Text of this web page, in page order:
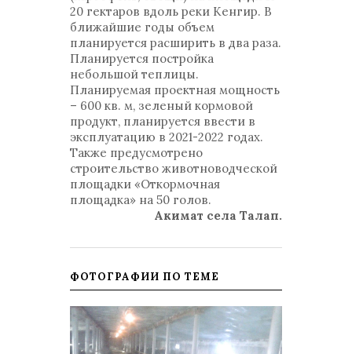
20 гектаров вдоль реки Кенгир. В
ближайшие годы объем
планируется расширить в два раза.
Планируется постройка
небольшой теплицы.
Планируемая проектная мощность
– 600 кв. м, зеленый кормовой
продукт, планируется ввести в
эксплуатацию в 2021-2022 годах.
Также предусмотрено
строительство животноводческой
площадки «Откормочная
площадка» на 50 голов.
Акимат села Талап.
ФОТОГРАФИИ ПО ТЕМЕ